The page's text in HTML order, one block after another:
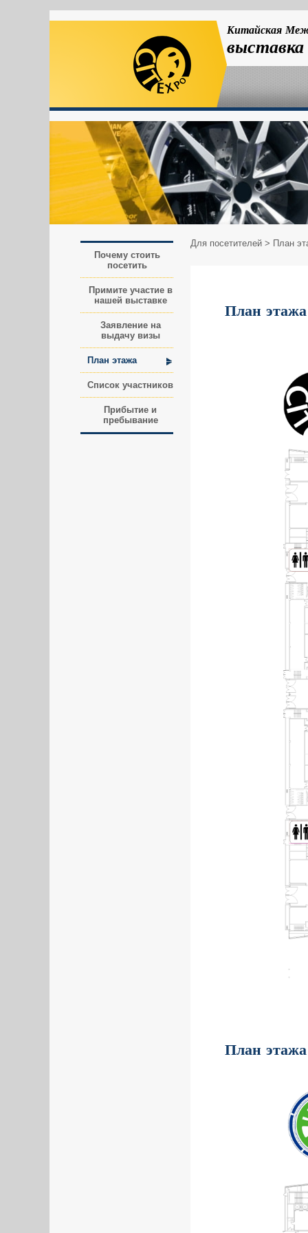
Китайская
Почему стоить
посетить
Примите участие в
нашей выставке
Заявление на
выдачу визы
План этажа
Список участников
Прибытие и
пребывание
Для посетителей > План
План этажа
План